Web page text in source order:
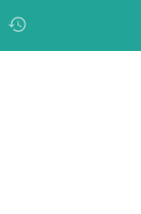
history